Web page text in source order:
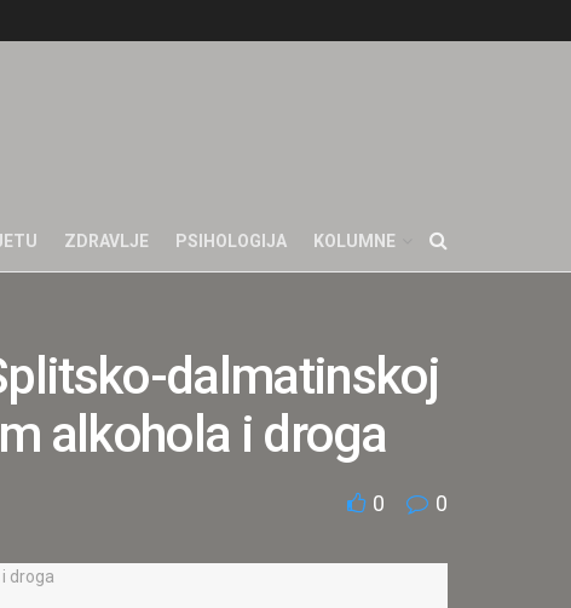
ZDRAVLJE PSIHOLOGIJA KOLUMNE
dalmatinskoj
alkohola i droga
0 0